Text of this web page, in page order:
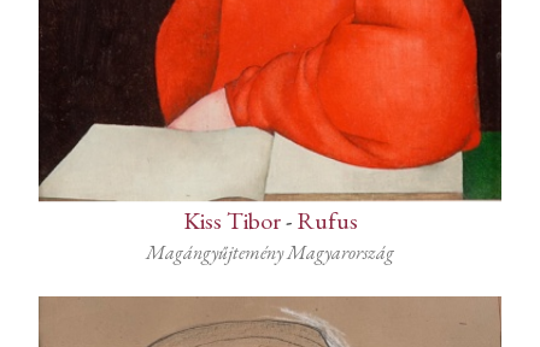
Kiss Tibor-Rufus
Magángyűjtemény Magyarország